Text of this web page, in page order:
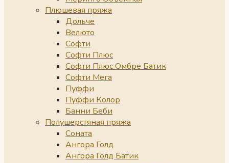
Плюшевая пряжа
Дольче
Велюто
Софти
Софти Плюс
Софти Плюс Омбре Батик
Софти Мега
Пуффи
Пуффи Колор
Банни Беби
Полушерстяная пряжа
Соната
Ангора Голд
Ангора Голд Батик